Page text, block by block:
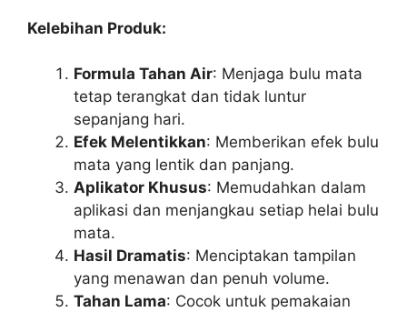
Kelebihan Produk:
Formula Tahan Air: Menjaga bulu mata
tetap terangkat dan tidak luntur
sepanjang hari.
Efek Melentikkan: Memberikan efek bulu
mata yang lentik dan panjang.
Aplikator Khusus: Memudahkan dalam
aplikasi dan menjangkau setiap helai bulu
mata.
Hasil Dramatis: Menciptakan tampilan
yang menawan dan penuh volume.
Tahan Lama: Cocok untuk pemakaian